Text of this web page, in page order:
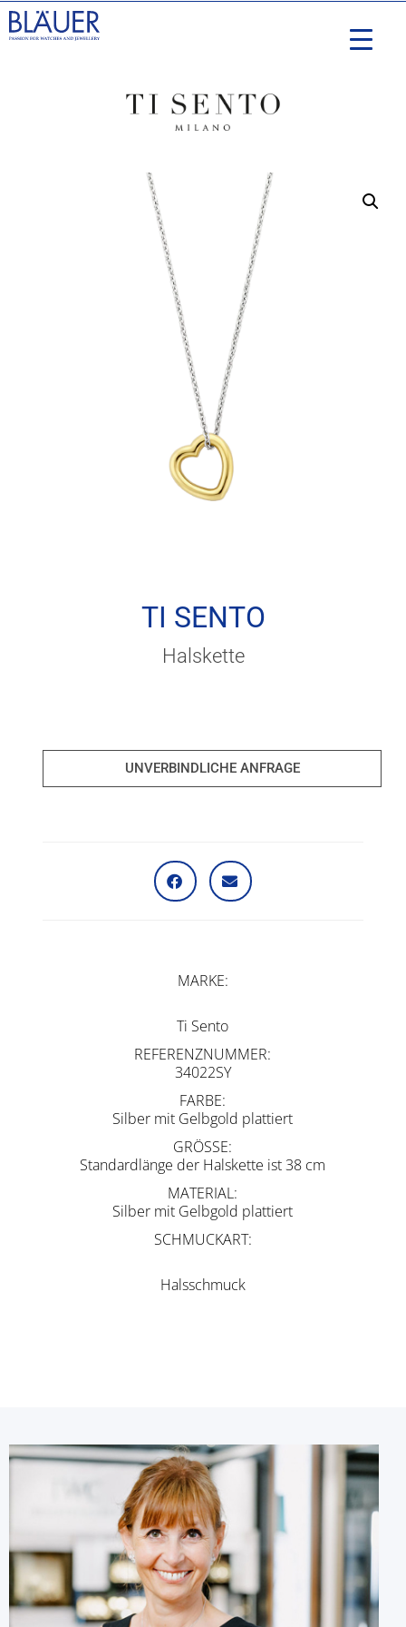
TI SENTO
Halskette
UNVERBINDLICHE ANFRAGE
MARKE
Ti Sento
REFERENZNUMMER
34022SY
FARBE
Silber mit Gelbgold plattiert
GRÖSSE
Standardlänge der Halskette ist 38 cm
MATERIAL
Silber mit Gelbgold plattiert
SCHMUCKART
Halsschmuck